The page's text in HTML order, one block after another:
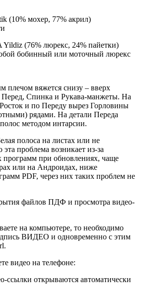
(10% мохер, 77% акрил)
Yildiz (76% люрекс, 24% пайетки)
бобинный или моточный люрекс
плечом вяжется снизу – вверх
Перед, Спинка и Рукава-манжеты. На
и по Переду вырез Горловины
) рядами. На детали Переда
методом интарсии.
полоса на листах или не
проблема возникает из-за
программ при обновлениях, чаще
или на Андроидах, ниже
PDF, через них таких проблем не
файлов ПДФ и просмотра видео-
на компьютере, то необходимо
ВИДЕО и одновременно с этим
видео на телефоне:
ссылки открываются автоматически